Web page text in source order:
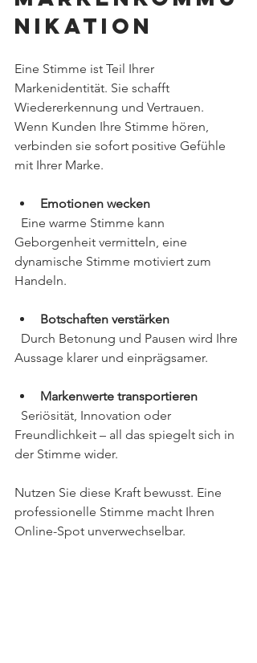
nikation
Eine Stimme ist Teil Ihrer
Markenidentität. Sie schafft
Wiedererkennung und Vertrauen.
Wenn Kunden Ihre Stimme hören,
verbinden sie sofort positive Gefühle
mit Ihrer Marke.
Emotionen wecken
Geborgenheit vermitteln, eine
dynamische Stimme motiviert zum
Handeln.
Botschaften verstärken
Aussage klarer und einprägsamer.
Markenwerte transportieren
Freundlichkeit – all das spiegelt sich in
der Stimme wider.
Nutzen Sie diese Kraft bewusst. Eine
professionelle Stimme macht Ihren
Online-Spot unverwechselbar.